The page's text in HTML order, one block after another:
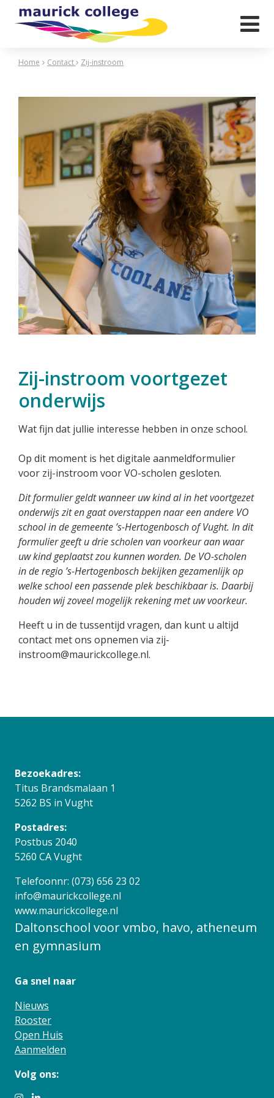

Home Contact Zij-instroom
Zij-instroom voortgezet
onderwijs
Wat fijn dat jullie interesse hebben in onze school.
Op dit moment is het digitale aanmeldformulier
voor zij-instroom voor VO-scholen gesloten.
Dit formulier geldt wanneer uw kind al in het voortgezet
onderwijs zit en gaat overstappen naar een andere VO
school in de gemeente ’s-Hertogenbosch of Vught. In dit
formulier geeft u drie scholen van voorkeur aan waar
uw kind geplaatst zou kunnen worden. De VO-scholen
in de regio ’s-Hertogenbosch bekijken gezamenlijk op
welke school een passende plek beschikbaar is. Daarbij
houden wij zoveel mogelijk rekening met uw voorkeur.
Heeft u in de tussentijd vragen, dan kunt u altijd
contact met ons opnemen via zij-
instroom@maurickcollege.nl.
Bezoekadres:
Titus Brandsmalaan 1
5262 BS in Vught
Postadres:
Postbus 2040
5260 CA Vught
Telefoonnr: (073) 656 23 02
info@maurickcollege.nl
www.maurickcollege.nl
Daltonschool voor vmbo, havo, atheneum
en gymnasium
Ga snel naar
Nieuws
Rooster
Open Huis
Aanmelden
Volg ons: